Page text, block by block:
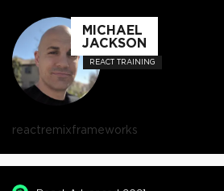
MICHAEL
JACKSON
REACT TRAINING
reactremixframeworks